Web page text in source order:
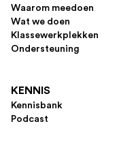
Waarom meedoen
Wat we doen
Klassewerkplekken
Ondersteuning
KENNIS
Kennisbank
Podcast